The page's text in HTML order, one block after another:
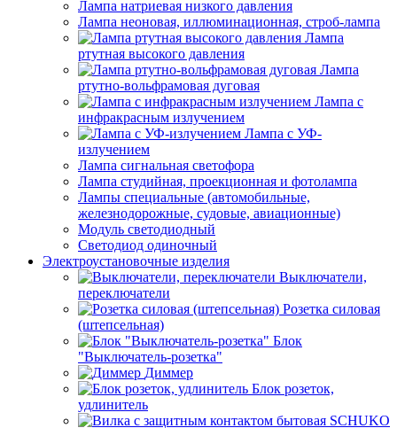
Лампа натриевая низкого давления
Лампа неоновая, иллюминационная, строб-лампа
Лампа
ртутная высокого давления
Лампа
ртутно-вольфрамовая дуговая
Лампа с
инфракрасным излучением
Лампа с УФ-
излучением
Лампа сигнальная светофора
Лампа студийная, проекционная и фотолампа
Лампы специальные (автомобильные,
железнодорожные, судовые, авиационные)
Модуль светодиодный
Светодиод одиночный
Электроустановочные изделия
Выключатели,
переключатели
Розетка силовая
(штепсельная)
Блок
"Выключатель-розетка"
Диммер
Блок розеток,
удлинитель